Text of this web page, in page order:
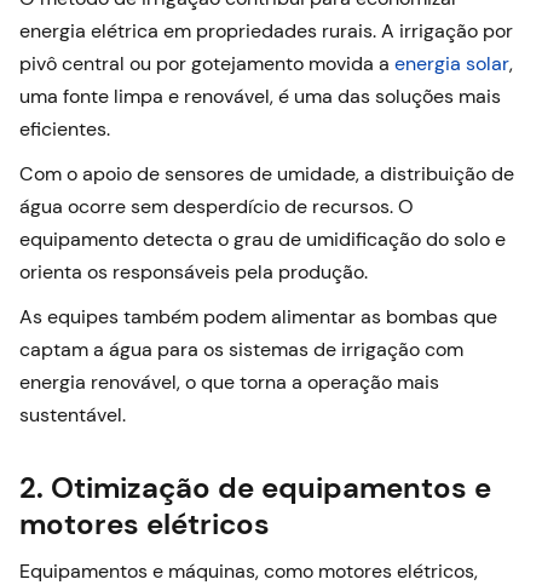
energia elétrica em propriedades rurais. A irrigação por
pivô central ou por gotejamento movida a energia solar,
uma fonte limpa e renovável, é uma das soluções mais
eficientes.
Com o apoio de sensores de umidade, a distribuição de
água ocorre sem desperdício de recursos. O
equipamento detecta o grau de umidificação do solo e
orienta os responsáveis pela produção.
As equipes também podem alimentar as bombas que
captam a água para os sistemas de irrigação com
energia renovável, o que torna a operação mais
sustentável.
2. Otimização de equipamentos e
motores elétricos
Equipamentos e máquinas, como motores elétricos,